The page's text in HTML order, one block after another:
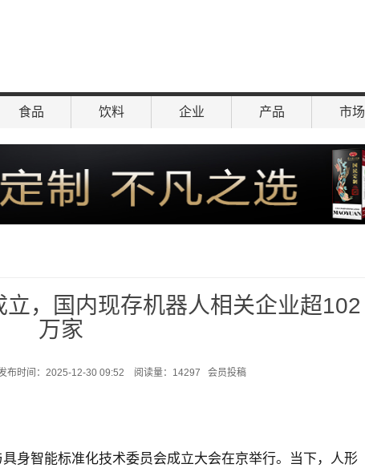
食品 饮料 企业 产品 市场
，国内现存机器人相关企业超102
万家
布时间：2025-12-30 09:52 阅读量：14297 会员投稿
身智能标准化技术委员会成立大会在京举行。当下，人形